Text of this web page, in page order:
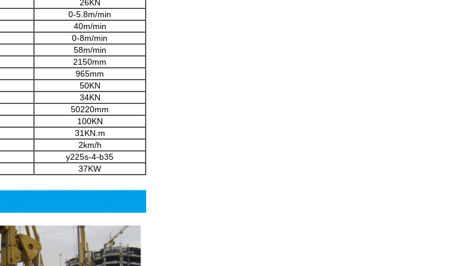
26KN
0-5.8m/min
40m/min
0-8m/min
58m/min
2150mm
965mm
50KN
34KN
50220mm
100KN
31KN.m
2km/h
y225s-4-b35
37KW